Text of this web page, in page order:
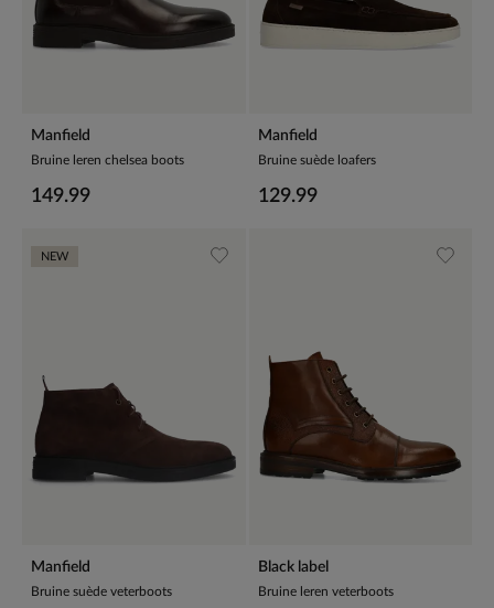
Manfield
Bruine leren chelsea boots
149.99
Manfield
Bruine suède loafers
129.99
Manfield
Bruine suède veterboots
NEW
Black label
Bruine leren veterboots